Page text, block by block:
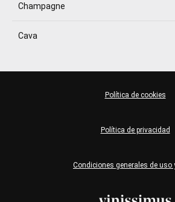
Champagne
Cava
Condiciones generales de uso
Política de privacidad
Política de cookies